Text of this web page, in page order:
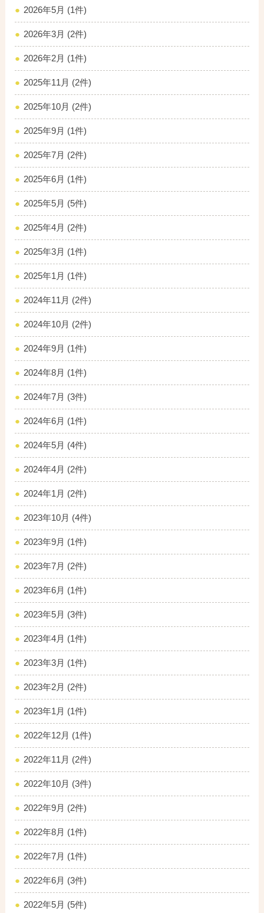
2026年5月 (1件)
2026年3月 (2件)
2026年2月 (1件)
2025年11月 (2件)
2025年10月 (2件)
2025年9月 (1件)
2025年7月 (2件)
2025年6月 (1件)
2025年5月 (5件)
2025年4月 (2件)
2025年3月 (1件)
2025年1月 (1件)
2024年11月 (2件)
2024年10月 (2件)
2024年9月 (1件)
2024年8月 (1件)
2024年7月 (3件)
2024年6月 (1件)
2024年5月 (4件)
2024年4月 (2件)
2024年1月 (2件)
2023年10月 (4件)
2023年9月 (1件)
2023年7月 (2件)
2023年6月 (1件)
2023年5月 (3件)
2023年4月 (1件)
2023年3月 (1件)
2023年2月 (2件)
2023年1月 (1件)
2022年12月 (1件)
2022年11月 (2件)
2022年10月 (3件)
2022年9月 (2件)
2022年8月 (1件)
2022年7月 (1件)
2022年6月 (3件)
2022年5月 (5件)